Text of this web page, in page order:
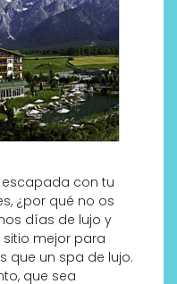
con tu
¿por qué no os
días de lujo y
sitio mejor para
que un spa de lujo.
que sea